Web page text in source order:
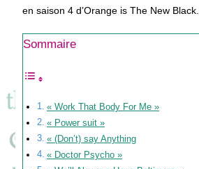
en saison 4 d’Orange is The New Black.
Sommaire
« Work That Body For Me »
« Power suit »
« (Don’t) say Anything
« Doctor Psycho »